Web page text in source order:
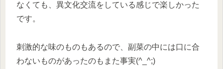
なくても、異文化交流をしている感じで楽しかった
です。
刺激的な味のものもあるので、副菜の中には口に合
わないものがあったのもまた事実(^_^;)